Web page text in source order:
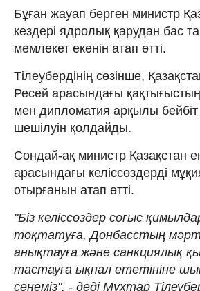
Бұған жауап берген министр
кездері ядролық қарудан бас
мемлекет екенін атап өтті.
Тілеубердінің сөзінше,
Ресей арасындағы қақтығыстың
мен дипломатия арқылы
шешілуін қолдайды.
Сондай-ақ министр Қазақстан
арасындағы келіссөздерді
отырғанын атап өтті.
"Біз келіссөздер соғыс
тоқтатуға, Донбасстың
анықтауға және санкциялық
тастауға ықпал ететініне
сенеміз", - деді Мұхтар